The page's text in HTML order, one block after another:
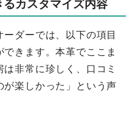
カスタマイズ内容
ダーでは、以下の項目
きます。本革でここま
非常に珍しく、口コミ
が楽しかった」という声